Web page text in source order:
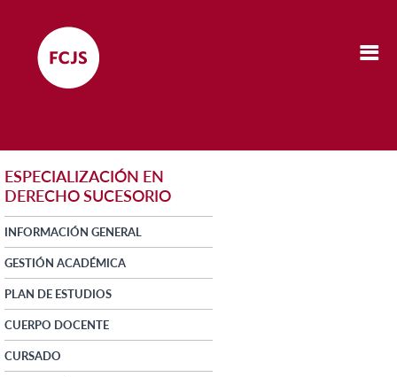
ESPECIALIZACIÓN EN
DERECHO SUCESORIO
INFORMACIÓN GENERAL
GESTIÓN ACADÉMICA
PLAN DE ESTUDIOS
CUERPO DOCENTE
CURSADO